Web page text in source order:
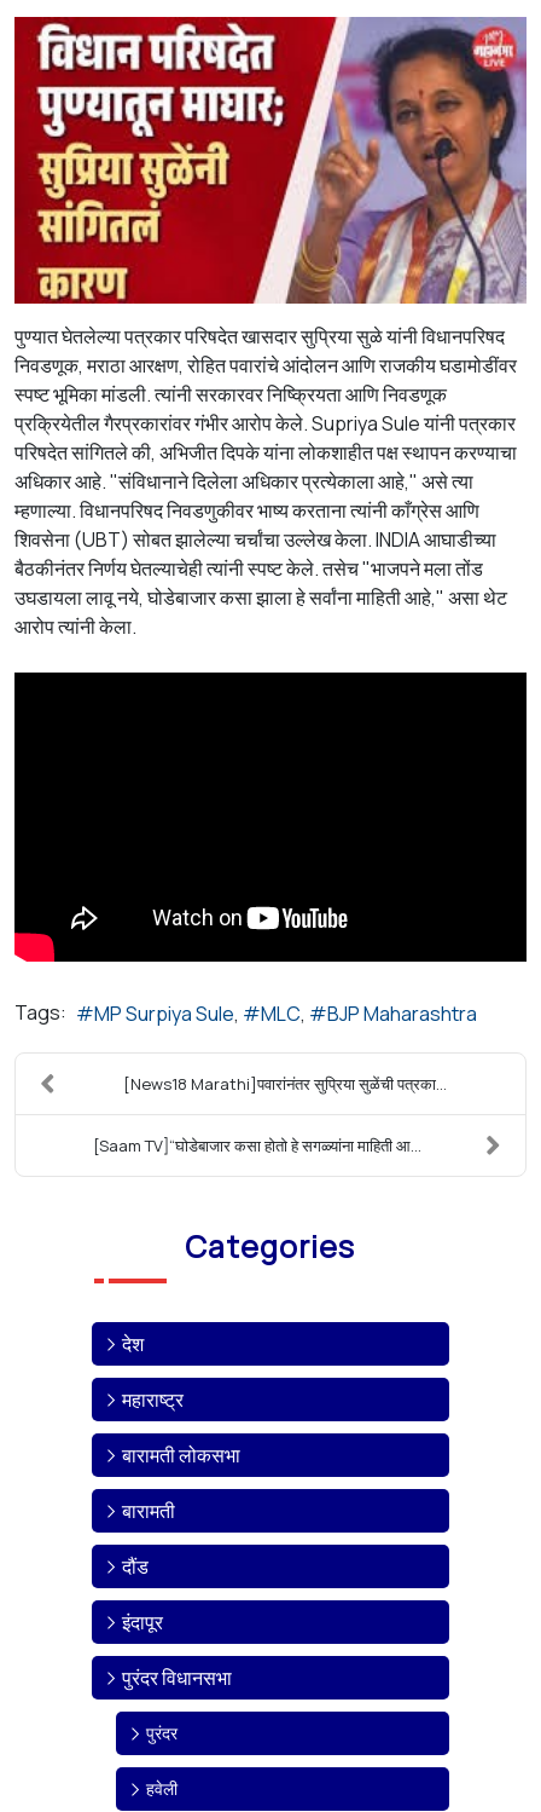
पुण्यात घेतलेल्या पत्रकार परिषदेत खासदार सुप्रिया सुळे यांनी विधानपरिषद
निवडणूक, मराठा आरक्षण, रोहित पवारांचे आंदोलन आणि राजकीय घडामोडींवर
स्पष्ट भूमिका मांडली. त्यांनी सरकारवर निष्क्रियता आणि निवडणूक
प्रक्रियेतील गैरप्रकारांवर गंभीर आरोप केले. Supriya Sule यांनी पत्रकार
परिषदेत सांगितले की, अभिजीत दिपके यांना लोकशाहीत पक्ष स्थापन करण्याचा
अधिकार आहे. "संविधानाने दिलेला अधिकार प्रत्येकाला आहे," असे त्या
म्हणाल्या. विधानपरिषद निवडणुकीवर भाष्य करताना त्यांनी काँग्रेस आणि
शिवसेना (UBT) सोबत झालेल्या चर्चांचा उल्लेख केला. INDIA आघाडीच्या
बैठकीनंतर निर्णय घेतल्याचेही त्यांनी स्पष्ट केले. तसेच "भाजपने मला तोंड
उघडायला लावू नये, घोडेबाजार कसा झाला हे सर्वांना माहिती आहे," असा थेट
आरोप त्यांनी केला.
Tags: MP Surpiya Sule MLC BJP Maharashtra
[News18 Marathi]पवारांनंतर सुप्रिया सुळेंची पत्रका...
[Saam TV]“घोडेबाजार कसा होतो हे सगळ्यांना माहिती आ...
Categories
देश
महाराष्ट्र
बारामती लोकसभा
बारामती
दौंड
इंदापूर
पुरंदर विधानसभा
पुरंदर
हवेली